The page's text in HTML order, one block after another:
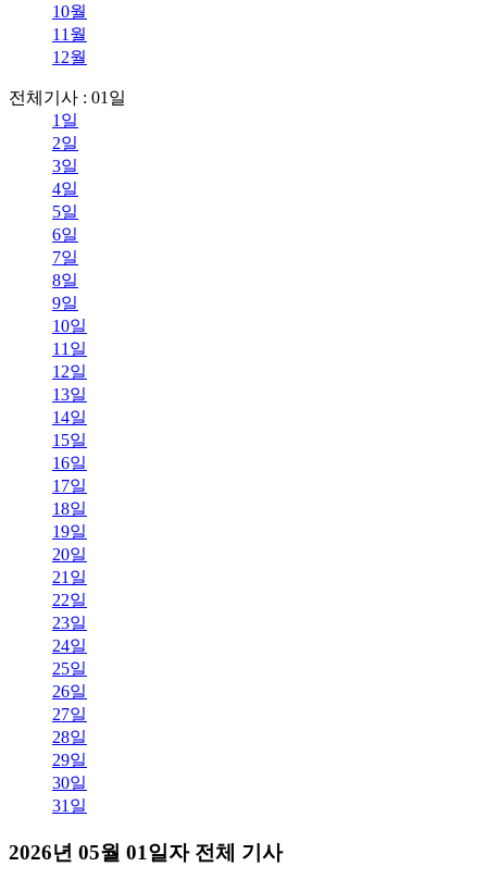
10월
11월
12월
전체기사 : 01일
1일
2일
3일
4일
5일
6일
7일
8일
9일
10일
11일
12일
13일
14일
15일
16일
17일
18일
19일
20일
21일
22일
23일
24일
25일
26일
27일
28일
29일
30일
31일
2026년 05월 01일자 전체 기사